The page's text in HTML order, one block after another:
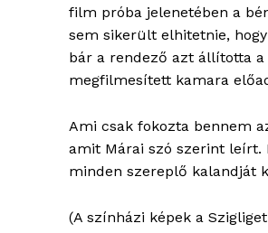
film próba jelenetében a
sem sikerült elhitetnie,
bár a rendező azt állította
megfilmesített kamara
Ami csak fokozta bennem
amit Márai szó szerint leírt.
minden szereplő kalandját
(A színházi képek a